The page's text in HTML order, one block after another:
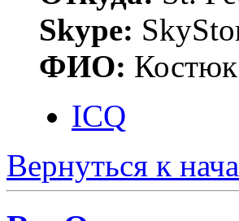
Skype:
ФИО:
ICQ
Вернуться к